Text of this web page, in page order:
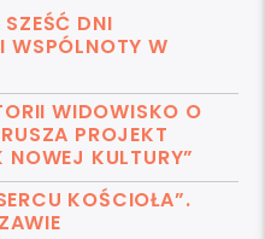
DNI
WSPÓLNOTY W
WIDOWISKO O
PROJEKT
KULTURY”
KOŚCIOŁA”.